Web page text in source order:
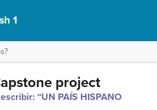
1
project
“UN PAÍS HISPANO